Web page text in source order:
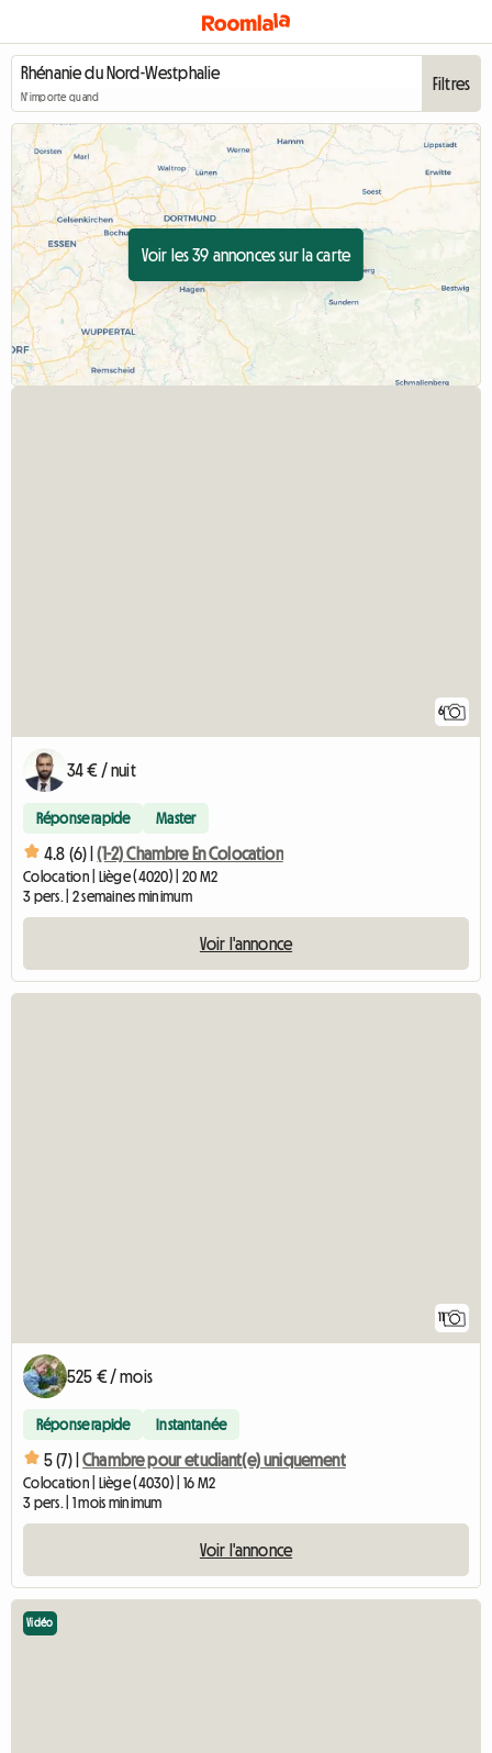
N'importe quand
Filtres
Voir les 39 annonces sur la carte
6
34 € / nuit
Réponse rapide Master
4.8 (6) | (1-2) Chambre En Colocation
Colocation | Liège (4020) | 20 M2
3 pers. | 2 semaines minimum
Voir l'annonce
11
525 € / mois
Réponse rapide Instantanée
5 (7) | Chambre pour etudiant(e) uniquement
Colocation | Liège (4030) | 16 M2
3 pers. | 1 mois minimum
Voir l'annonce
Vidéo